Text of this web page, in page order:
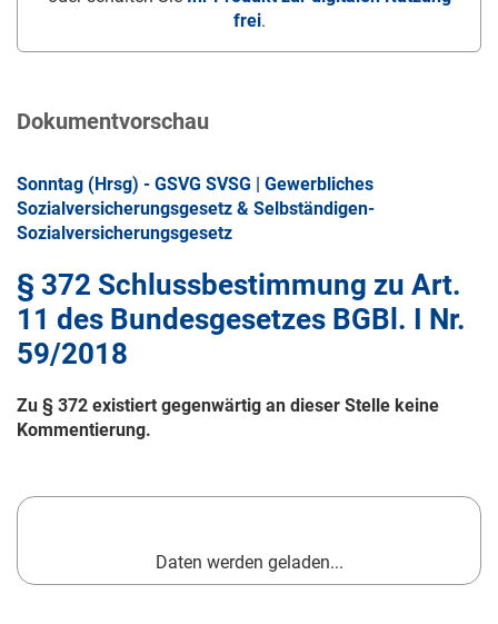
frei.
Dokumentvorschau
Sonntag (Hrsg) - GSVG SVSG | Gewerbliches
Sozialversicherungsgesetz & Selbständigen-
Sozialversicherungsgesetz
§ 372 Schlussbestimmung zu Art.
11 des Bundesgesetzes BGBl. I Nr.
59/2018
Zu § 372 existiert gegenwärtig an dieser Stelle keine
Kommentierung.
Daten werden geladen...